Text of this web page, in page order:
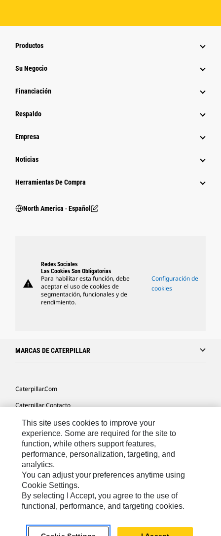
Productos
Su Negocio
Financiación
Respaldo
Empresa
Noticias
Herramientas De Compra
North America ‧ Español
warning
Redes Sociales
Las Cookies Son Obligatorias
Para habilitar esta función, debe
aceptar el uso de cookies de
segmentación, funcionales y de
rendimiento.
Configuración de
cookies
MARCAS DE CATERPILLAR
Caterpillar.com
Caterpillar Contacto
Mis Preferencias De Marketing
Site Map
Cookie Settings
Legal
Privacy
US- Español© 2026 Caterpillar. Todos los derechos reservados.
This site uses cookies to improve your
experience. Some are required for the site to
function, while others support features,
performance, personalization, targeting, and
analytics.
You can adjust your preferences anytime using
Cookie Settings.
By selecting I Accept, you agree to the use of
functional, performance, and targeting cookies.